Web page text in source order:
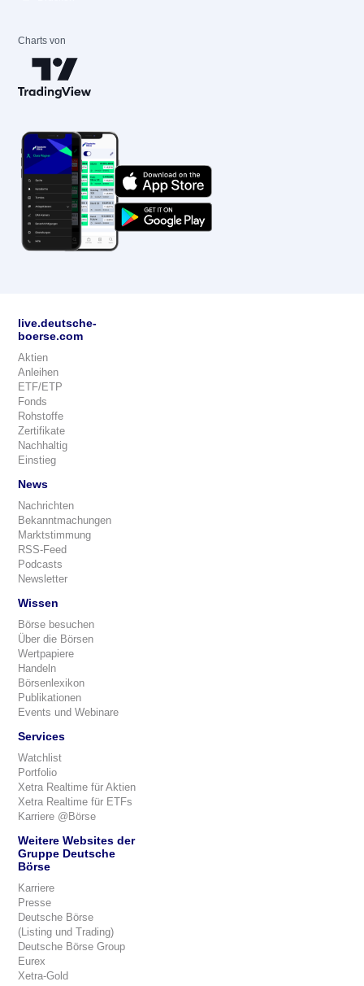
Charts von
live.deutsche-
boerse.com
Aktien
Anleihen
ETF/ETP
Fonds
Rohstoffe
Zertifikate
Nachhaltig
Einstieg
News
Nachrichten
Bekanntmachungen
Marktstimmung
RSS-Feed
Podcasts
Newsletter
Wissen
Börse besuchen
Über die Börsen
Wertpapiere
Handeln
Börsenlexikon
Publikationen
Events und Webinare
Services
Watchlist
Portfolio
Xetra Realtime für Aktien
Xetra Realtime für ETFs
Karriere @Börse
Weitere Websites der
Gruppe Deutsche
Börse
Karriere
Presse
Deutsche Börse
(Listing und Trading)
Deutsche Börse Group
Eurex
Xetra-Gold